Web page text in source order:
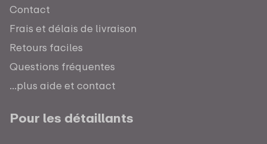
Contact
Frais et délais de livraison
Retours faciles
Questions fréquentes
...plus aide et contact
Pour les détaillants